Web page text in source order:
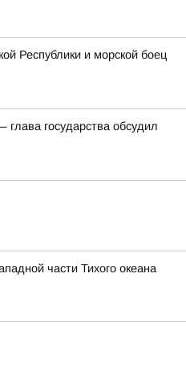
Республики и морской боец
государства обсудил
части Тихого океана